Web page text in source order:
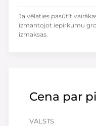
Cena par
VALSTS
Ja vēlaties pasūtīt
izmantojot iepirkumu
izmaksas.